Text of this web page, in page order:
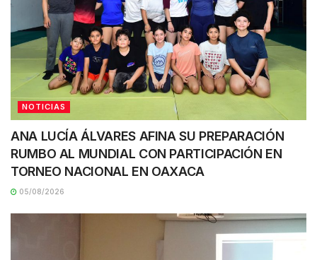
NOTICIAS
ANA LUCÍA ÁLVARES AFINA SU PREPARACIÓN
RUMBO AL MUNDIAL CON PARTICIPACIÓN EN
TORNEO NACIONAL EN OAXACA
05/08/2026